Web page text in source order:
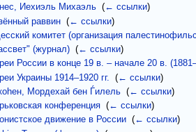
Иехиэль Михаэль‎ (← ссылки)
раввин‎ (← ссылки)
комитет (организация
(журнал)‎ (← ссылки)
России в конце 19 в. – начале 20 в.
Украины 1914–1920 гг.
(← ссылки)
Мордехай бен Ѓилель‎ (← ссылки)
конференция‎ (← ссылки)
движение в России‎ (← ссылки)